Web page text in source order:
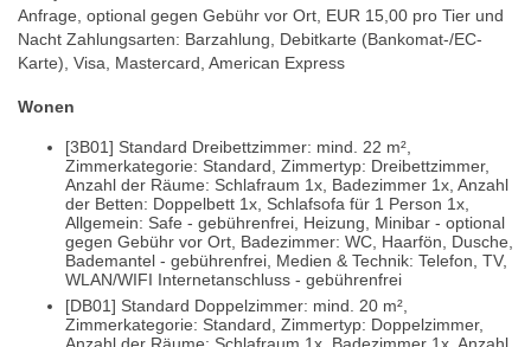
Anfrage, optional gegen Gebühr vor Ort, EUR 15,00 pro Tier und
Nacht Zahlungsarten: Barzahlung, Debitkarte (Bankomat-/EC-
Karte), Visa, Mastercard, American Express
Wonen
[3B01] Standard Dreibettzimmer: mind. 22 m²,
Zimmerkategorie: Standard, Zimmertyp: Dreibettzimmer,
Anzahl der Räume: Schlafraum 1x, Badezimmer 1x, Anzahl
der Betten: Doppelbett 1x, Schlafsofa für 1 Person 1x,
Allgemein: Safe - gebührenfrei, Heizung, Minibar - optional
gegen Gebühr vor Ort, Badezimmer: WC, Haarfön, Dusche,
Bademantel - gebührenfrei, Medien & Technik: Telefon, TV,
WLAN/WIFI Internetanschluss - gebührenfrei
[DB01] Standard Doppelzimmer: mind. 20 m²,
Zimmerkategorie: Standard, Zimmertyp: Doppelzimmer,